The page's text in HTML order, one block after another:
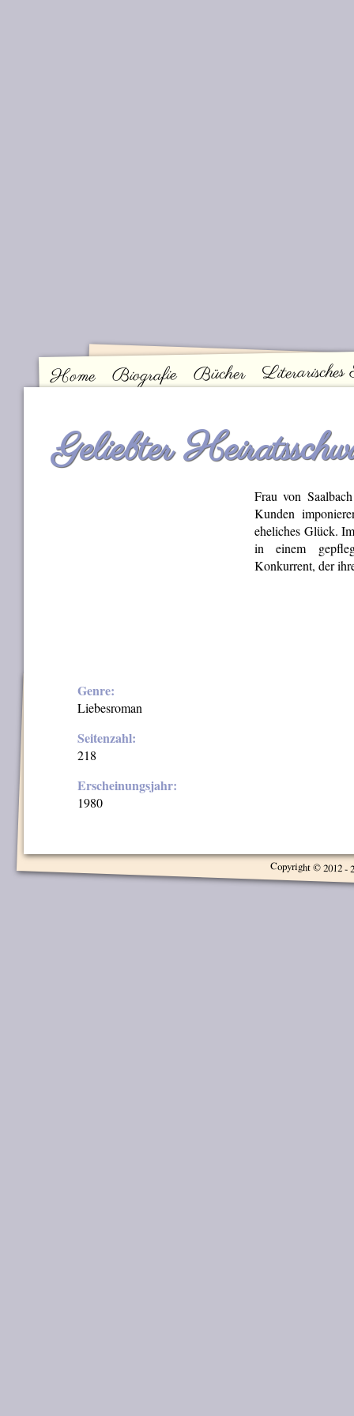
Hauptmenü
Home Biografie Bücher
Geliebter
Frau von
Kunden
eheliches Glück.
in einem
Konkurrent, der
Genre:
Liebesroman
Seitenzahl:
218
Erscheinungsjahr:
1980
Copyright © 2012 -